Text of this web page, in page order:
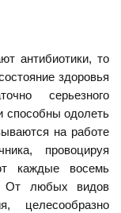
антибиотики, то
здоровья
серьезного
способны одолеть
на работе
провоцируя
каждые восемь
От любых видов
целесообразно